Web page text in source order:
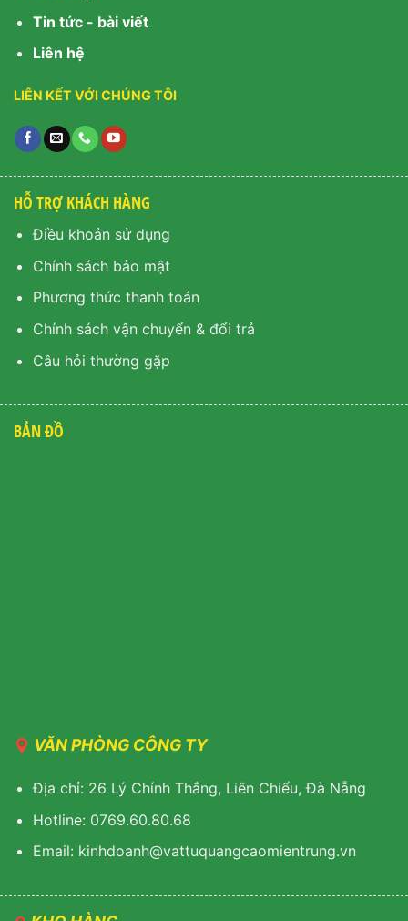
Tin tức - bài viết
Liên hệ
LIÊN KẾT VỚI CHÚNG TÔI
HỖ TRỢ KHÁCH HÀNG
Điều khoản sử dụng
Chính sách bảo mật
Phương thức thanh toán
Chính sách vận chuyển & đổi trả
Câu hỏi thường gặp
BẢN ĐỒ
VĂN PHÒNG CÔNG TY
Địa chỉ: 26 Lý Chính Thắng, Liên Chiểu, Đà Nẵng
Hotline: 0769.60.80.68
Email: kinhdoanh@vattuquangcaomientrung.vn